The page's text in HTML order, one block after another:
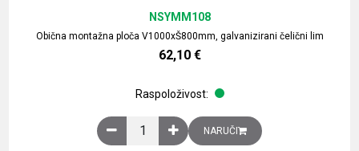
Obična montažna ploča V1000xŠ800mm, galvanizirani čelični lim
NSYMM108
62,10 €
Raspoloživost:
Obična montažna ploča V1000xŠ800mm,
NARUČI